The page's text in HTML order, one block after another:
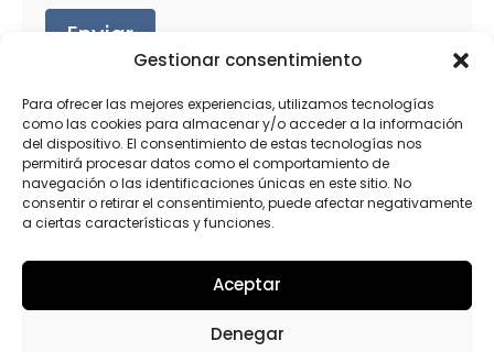
Gestionar consentimiento
Para ofrecer las mejores experiencias, utilizamos tecnologías
como las cookies para almacenar y/o acceder a la información
del dispositivo. El consentimiento de estas tecnologías nos
permitirá procesar datos como el comportamiento de
navegación o las identificaciones únicas en este sitio. No
consentir o retirar el consentimiento, puede afectar negativamente
a ciertas características y funciones.
Aceptar
Denegar
i
d
e
n
s
a
j
e
*
Enviar
Productos relacionados